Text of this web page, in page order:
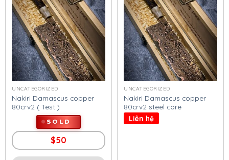
UNCATEGORIZED
Nakiri Damascus copper
80crv2 ( Test )
SOLD
$50
UNCATEGORIZED
Nakiri Damascus copper
80crv2 steel core
Liên hệ